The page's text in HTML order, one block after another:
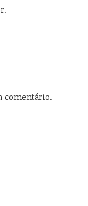
comentário.